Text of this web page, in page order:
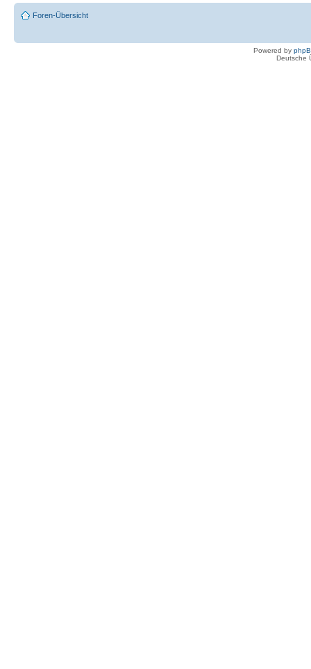
Foren-Übersicht
Powered by
Deutsche